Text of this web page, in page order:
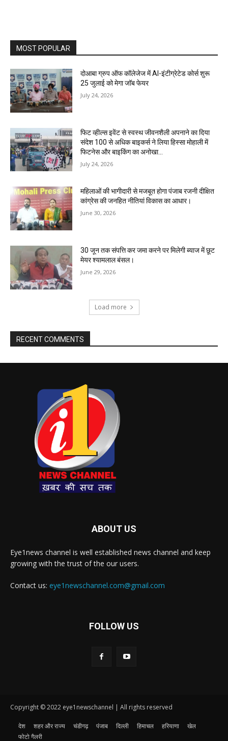
MOST POPULAR
दोआबा ग्रुप ऑफ कॉलेजेज में AI-इंटीग्रेटेड कोर्स शुरू
25 जुलाई को मेगा जॉब फेयर
July 24, 2026
फिट व्हील्स इवेंट से स्वस्थ जीवनशैली अपनाने का दिया
संदेश 100 से अधिक बाइकर्स ने लिया हिस्सा मोहाली में
फिटनेस और बाइकिंग का अनोखा...
July 24, 2026
महिलाओं की भागीदारी से मजबूत होगा पंजाब रजनी दीक्षित
कांग्रेस की जनहित नीतियां विकास का आधार।
June 30, 2026
30 जून तक संपत्ति कर जमा करने पर मिलेगी ब्याज में छूट
मेयर श्यामलाल बंसल।
June 29, 2026
Load more
RECENT COMMENTS
ABOUT US
Eye1news channel is well established news channel and keep
growing with the trust of the our users.
Contact us: eye1newschannel.com@gmail.com
FOLLOW US
Copyright © 2022 eye1newschannel | All rights reserved
देश शहर और राज्य चंडीगढ़ पंजाब दिल्ली हिमाचल हरियाणा
खेल
फोटो गैलरी